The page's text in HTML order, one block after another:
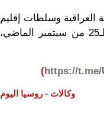
العراقية وسلطات إقليم
كردستان، بعد تنظيم أربيل استفتاء الاستقلال عن العراق في الـ25 من سبتمبر الماضي،
https://t.me/
)
وكالات - روسيا اليوم